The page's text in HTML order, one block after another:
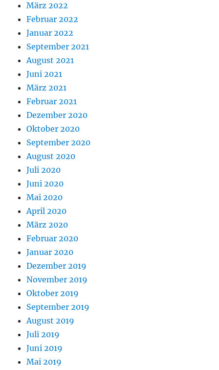
März 2022
Februar 2022
Januar 2022
September 2021
August 2021
Juni 2021
März 2021
Februar 2021
Dezember 2020
Oktober 2020
September 2020
August 2020
Juli 2020
Juni 2020
Mai 2020
April 2020
März 2020
Februar 2020
Januar 2020
Dezember 2019
November 2019
Oktober 2019
September 2019
August 2019
Juli 2019
Juni 2019
Mai 2019